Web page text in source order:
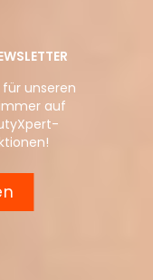
unseren
auf